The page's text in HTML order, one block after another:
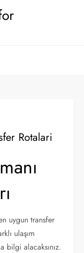
Rotalari
uygun transfer
ulaşım
bilgi alacaksınız.